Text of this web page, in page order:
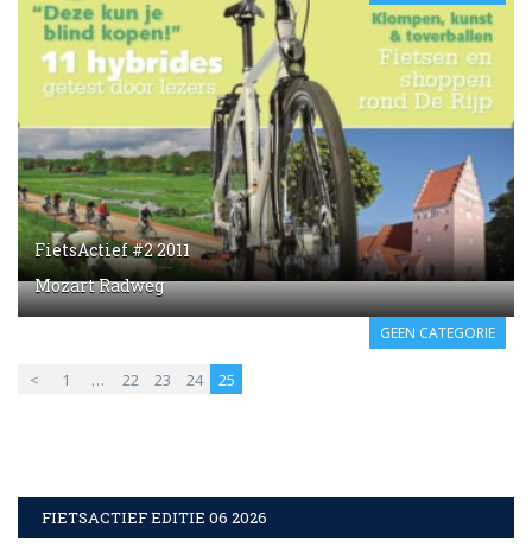
FietsActief #2 2011
Mozart Radweg
GEEN CATEGORIE
< 1 … 22 23 24 25
FIETSACTIEF EDITIE 06 2026